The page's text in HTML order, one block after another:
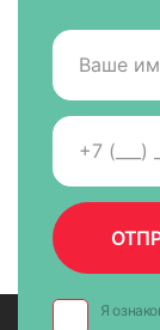
Если
замера нет,
специалиста.
с
изделий.
правильных
Я